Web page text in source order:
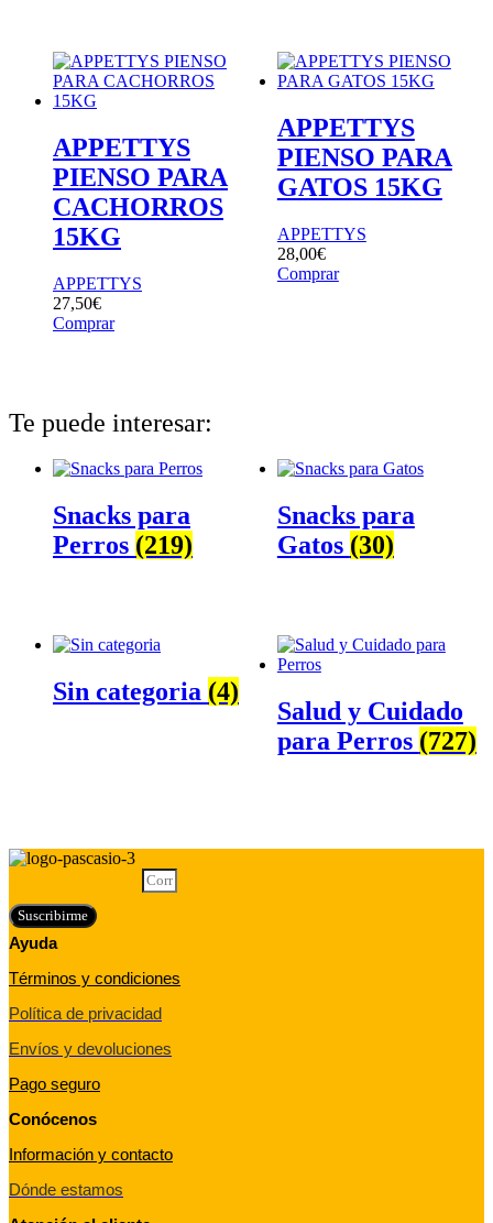
APPETTYS
PIENSO PARA
CACHORROS
15KG
APPETTYS
27,50€
Comprar
APPETTYS
PIENSO PARA
GATOS 15KG
APPETTYS
28,00€
Comprar
Te puede interesar:
Snacks para
Perros (219)
Snacks para
Gatos (30)
Sin categoria (4)
Salud y Cuidado
para Perros (727)
Suscribirme
Ayuda
Términos y condiciones
Política de privacidad
Envíos y devoluciones
Pago seguro
Conócenos
Información y contacto
Dónde estamos